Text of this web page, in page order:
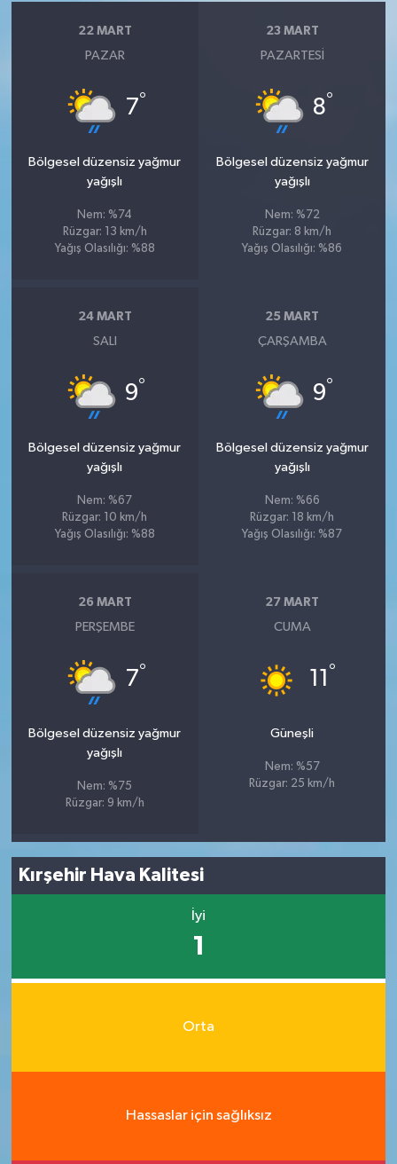
22 MART
PAZAR
7°
Bölgesel düzensiz yağmur
yağışlı
Nem: %74
Rüzgar: 13 km/h
Yağış Olasılığı: %88
23 MART
PAZARTESI
8°
Bölgesel düzensiz yağmur
yağışlı
Nem: %72
Rüzgar: 8 km/h
Yağış Olasılığı: %86
24 MART
SALI
9°
Bölgesel düzensiz yağmur
yağışlı
Nem: %67
Rüzgar: 10 km/h
Yağış Olasılığı: %88
25 MART
ÇARŞAMBA
9°
Bölgesel düzensiz yağmur
yağışlı
Nem: %66
Rüzgar: 18 km/h
Yağış Olasılığı: %87
26 MART
PERŞEMBE
7°
Bölgesel düzensiz yağmur
yağışlı
Nem: %75
Rüzgar: 9 km/h
27 MART
CUMA
11 °
Güneşli
Nem: %57
Rüzgar: 25 km/h
Kırşehir Hava Kalitesi
İyi
1
Orta
Hassaslar için sağlıksız